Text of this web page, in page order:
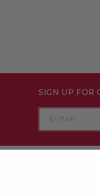
SIGN UP FOR
E-Mail